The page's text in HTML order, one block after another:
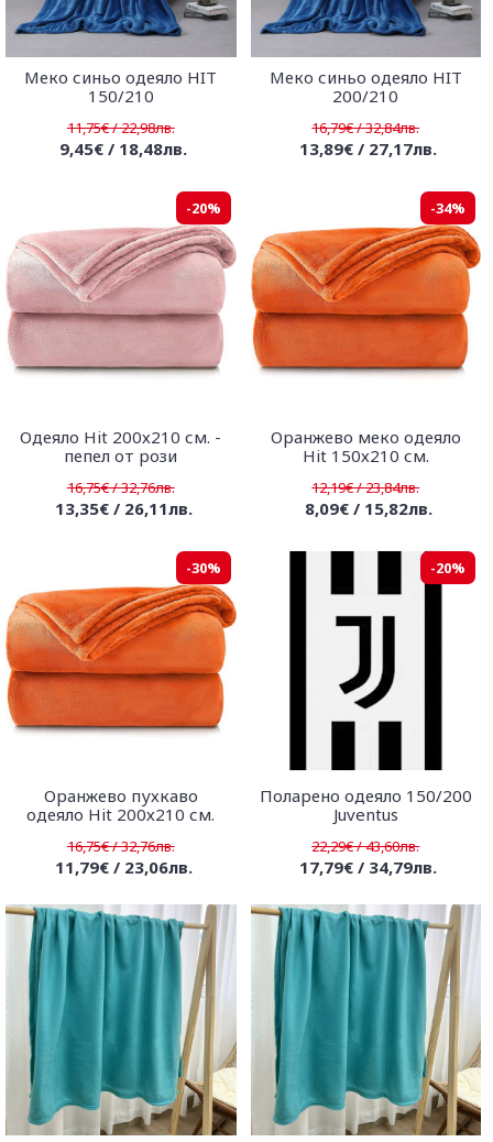
Меко синьо одеяло HIT
150/210
11,75€ / 22,98лв.
9,45€ / 18,48лв.
Меко синьо одеяло HIT
200/210
16,79€ / 32,84лв.
13,89€ / 27,17лв.
-20%
Одеяло Hit 200х210 см. -
пепел от рози
16,75€ / 32,76лв.
13,35€ / 26,11лв.
-34%
Оранжево меко одеяло
Hit 150х210 см.
12,19€ / 23,84лв.
8,09€ / 15,82лв.
-30%
Оранжево пухкаво
одеяло Hit 200х210 см.
16,75€ / 32,76лв.
11,79€ / 23,06лв.
-20%
Поларено одеяло 150/200
Juventus
22,29€ / 43,60лв.
17,79€ / 34,79лв.